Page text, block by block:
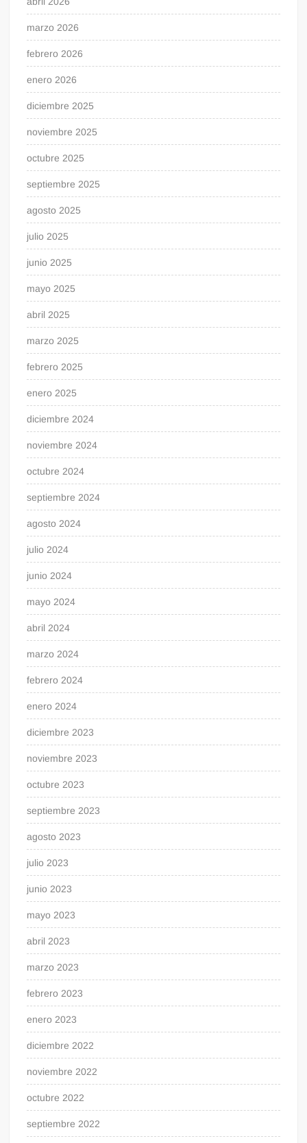
marzo 2026
febrero 2026
enero 2026
diciembre 2025
noviembre 2025
octubre 2025
septiembre 2025
agosto 2025
julio 2025
junio 2025
mayo 2025
abril 2025
marzo 2025
febrero 2025
enero 2025
diciembre 2024
noviembre 2024
octubre 2024
septiembre 2024
agosto 2024
julio 2024
junio 2024
mayo 2024
abril 2024
marzo 2024
febrero 2024
enero 2024
diciembre 2023
noviembre 2023
octubre 2023
septiembre 2023
agosto 2023
julio 2023
junio 2023
mayo 2023
abril 2023
marzo 2023
febrero 2023
enero 2023
diciembre 2022
noviembre 2022
octubre 2022
septiembre 2022